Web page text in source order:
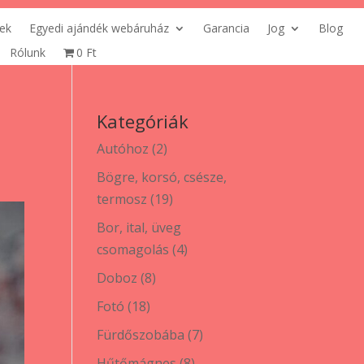
Egyedi ajándék webáruház Garancia Jog
Blog
Rólunk
0 Ft
Kategóriák
Autóhoz 22
termék
Bögre, korsó, csésze,
termosz 1919
Bor, ital, üveg
csomagolás 44
Doboz 88
Fotó 1818
termék
Fürdőszobába 77